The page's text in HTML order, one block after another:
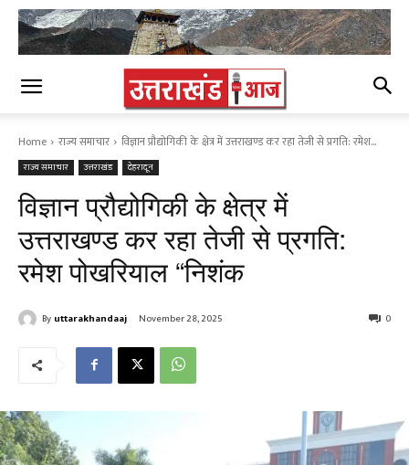
Home राज्य समाचार विज्ञान प्रौद्योगिकी के क्षेत्र में उत्तराखण्ड कर रहा तेजी से प्रगति: रमेश...
राज्य समाचार उत्तराखंड देहरादून
विज्ञान प्रौद्योगिकी के क्षेत्र में
उत्तराखण्ड कर रहा तेजी से प्रगति:
रमेश पोखरियाल “निशंक
By uttarakhandaaj November 28, 2025 0